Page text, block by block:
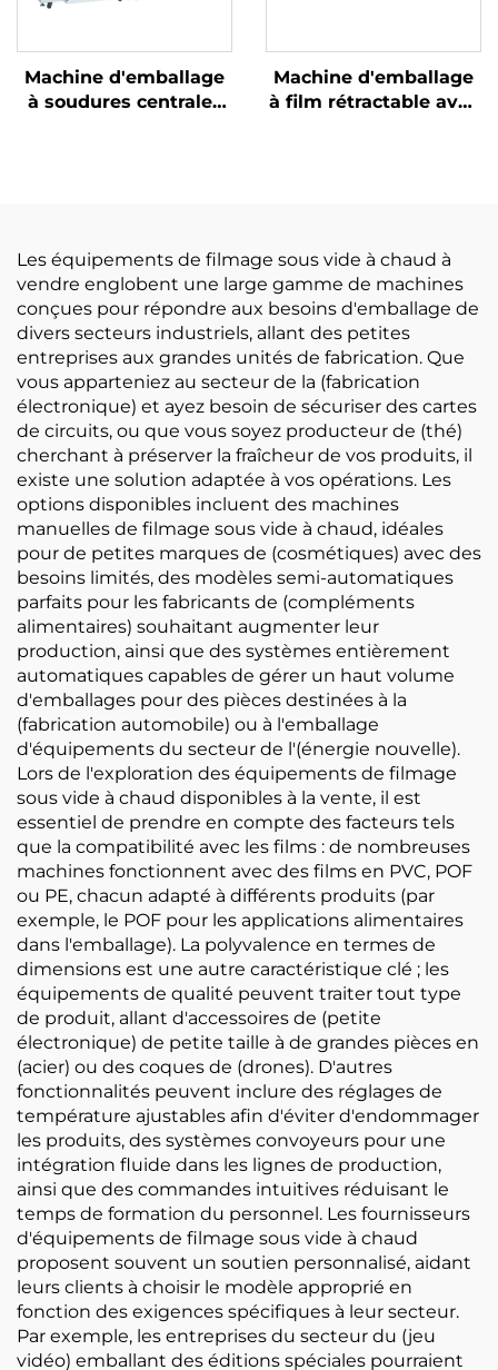
Machine d'emballage
à soudures centrales
Machine d'emballage
à film rétractable avec
Les équipements de filmage sous vide à chaud à
vendre englobent une large gamme de machines
conçues pour répondre aux besoins d'emballage de
divers secteurs industriels, allant des petites
entreprises aux grandes unités de fabrication. Que
vous apparteniez au secteur de la (fabrication
électronique) et ayez besoin de sécuriser des cartes
de circuits, ou que vous soyez producteur de (thé)
cherchant à préserver la fraîcheur de vos produits, il
existe une solution adaptée à vos opérations. Les
options disponibles incluent des machines
manuelles de filmage sous vide à chaud, idéales
pour de petites marques de (cosmétiques) avec des
besoins limités, des modèles semi-automatiques
parfaits pour les fabricants de (compléments
alimentaires) souhaitant augmenter leur
production, ainsi que des systèmes entièrement
automatiques capables de gérer un haut volume
d'emballages pour des pièces destinées à la
(fabrication automobile) ou à l'emballage
d'équipements du secteur de l'(énergie nouvelle).
Lors de l'exploration des équipements de filmage
sous vide à chaud disponibles à la vente, il est
essentiel de prendre en compte des facteurs tels
que la compatibilité avec les films : de nombreuses
machines fonctionnent avec des films en PVC, POF
ou PE, chacun adapté à différents produits (par
exemple, le POF pour les applications alimentaires
dans l'emballage). La polyvalence en termes de
dimensions est une autre caractéristique clé ; les
équipements de qualité peuvent traiter tout type
de produit, allant d'accessoires de (petite
électronique) de petite taille à de grandes pièces en
(acier) ou des coques de (drones). D'autres
fonctionnalités peuvent inclure des réglages de
température ajustables afin d'éviter d'endommager
les produits, des systèmes convoyeurs pour une
intégration fluide dans les lignes de production,
ainsi que des commandes intuitives réduisant le
temps de formation du personnel. Les fournisseurs
d'équipements de filmage sous vide à chaud
proposent souvent un soutien personnalisé, aidant
leurs clients à choisir le modèle approprié en
fonction des exigences spécifiques à leur secteur.
Par exemple, les entreprises du secteur du (jeu
vidéo) emballant des éditions spéciales pourraient